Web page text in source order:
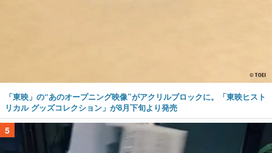
「東映」の“あのオープニング映像”がアクリルブロックに。「東映ヒスト
リカル グッズコレクション」が8月下旬より発売
5